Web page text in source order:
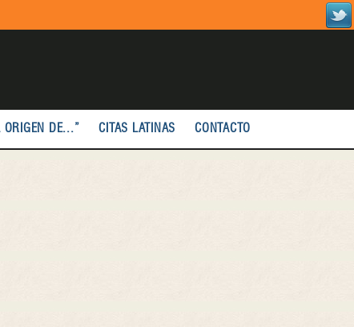
ORIGEN DE...” CITAS LATINAS CONTACTO